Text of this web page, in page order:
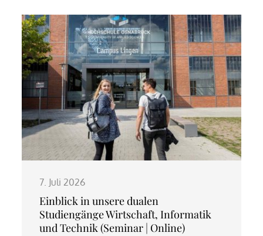
7. Juli 2026
Einblick in unsere dualen
Studiengänge Wirtschaft, Informatik
und Technik (Seminar | Online)